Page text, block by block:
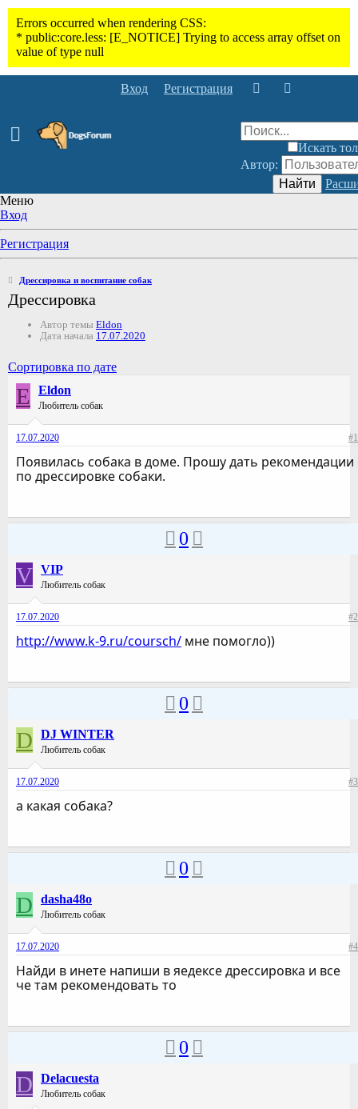
Вход Регистрация
Искать
Автор:
Найти
Меню
Вход
Регистрация
Дрессировка и воспитание собак
Дрессировка
Автор темы Eldon
Дата начала 17.07.2020
Сортировка по дате
E Eldon
Любитель собак
17.07.2020 #1
Появилась собака в доме. Прошу дать рекомендации
по дрессировке собаки.
0
V VIP
Любитель собак
17.07.2020 #2
http://www.k-9.ru/coursch/ мне помогло))
0
D DJ WINTER
Любитель собак
17.07.2020 #3
а какая собака?
0
D dasha48o
Любитель собак
17.07.2020 #4
Найди в инете напиши в яедексе дрессировка и все
че там рекомендовать то
0
D Delacuesta
Любитель собак